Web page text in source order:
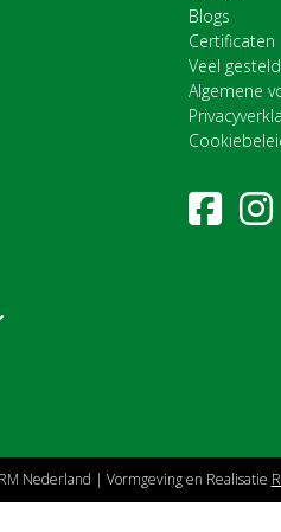
Blogs
Certificaten
Veel
Algemene
Nederland | Vormgeving en Realisatie